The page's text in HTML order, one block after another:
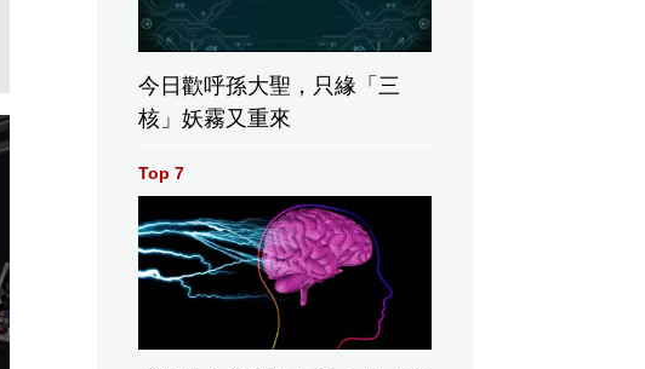
情》(Enigma
Variations)，將於
9月1日起假香港演
藝學院歌劇院公演
的諾貝爾文學獎得
主 (黃秋生飾) 突然
發表新作、舉世矚
目。他一反常態，
密，帶出三段謎
情。
今日歡呼孫大聖，只緣「三
核」妖霧又重來
Top 7